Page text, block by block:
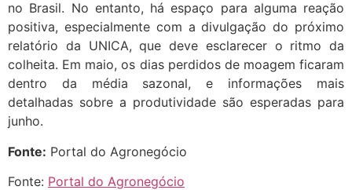
no Brasil. No entanto, há espaço para alguma reação
positiva, especialmente com a divulgação do próximo
relatório da UNICA, que deve esclarecer o ritmo da
colheita. Em maio, os dias perdidos de moagem ficaram
dentro da média sazonal, e informações mais
detalhadas sobre a produtividade são esperadas para
junho.
Fonte: Portal do Agronegócio
Fonte: Portal do Agronegócio